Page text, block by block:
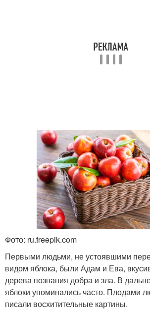
Фото: ru.freepik.com
Первыми людьми, не устоявшими
видом яблока, были Адам и Ева,
дерева познания добра и зла. В
яблоки упоминались часто. Плодами
писали восхитительные картины.